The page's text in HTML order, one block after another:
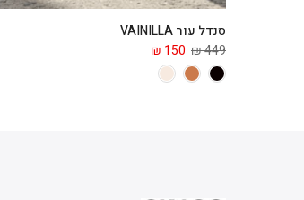
סנדל עור VAINILLA
449 ₪
150 ₪